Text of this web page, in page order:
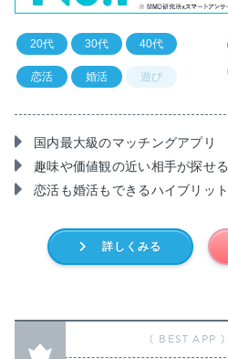
国内最大級のマッチングアプリ
趣味や価値観の近い相手が探せる
恋活も婚活もできるハイブリット
20代 30代 40代
恋活 婚活 遊び
詳しくみる